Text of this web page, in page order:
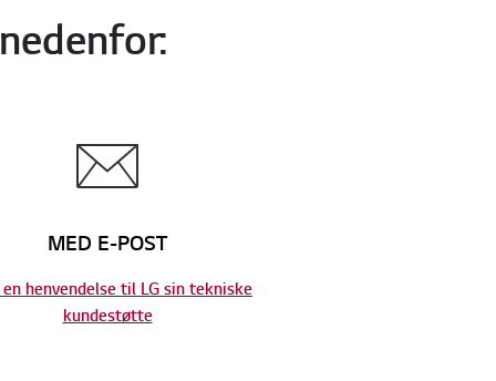
MED E-POST
en henvendelse til LG sin tekniske
kundestøtte